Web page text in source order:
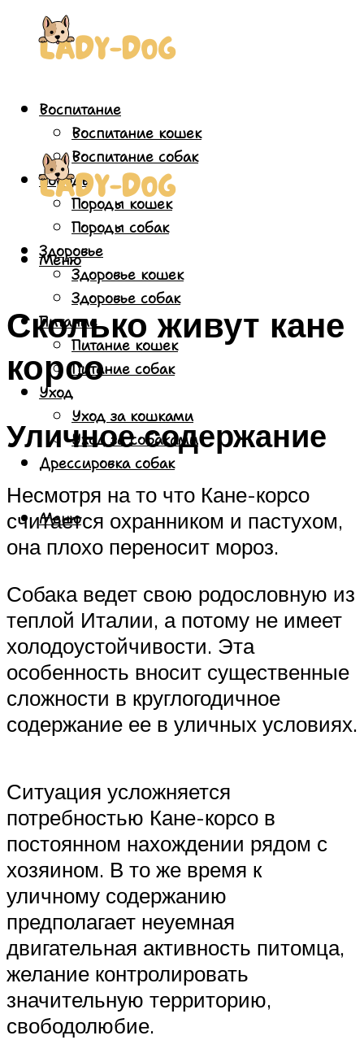
Воспитание
Воспитание кошек
Воспитание собак
Породы
Породы кошек
Породы собак
Здоровье
Здоровье кошек
Здоровье собак
Питание
Питание кошек
Питание собак
Уход
Уход за кошками
Уход за собаками
Дрессировка собак
Меню
Меню
Сколько живут кане
корсо
Уличное содержание
Несмотря на то что Кане-корсо
считается охранником и пастухом,
она плохо переносит мороз.
Собака ведет свою родословную из
теплой Италии, а потому не имеет
холодоустойчивости. Эта
особенность вносит существенные
сложности в круглогодичное
содержание ее в уличных условиях.
Ситуация усложняется
потребностью Кане-корсо в
постоянном нахождении рядом с
хозяином. В то же время к
уличному содержанию
предполагает неуемная
двигательная активность питомца,
желание контролировать
значительную территорию,
свободолюбие.